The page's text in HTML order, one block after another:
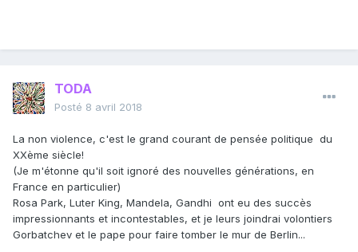
TODA
Posté 8 avril 2018
La non violence, c'est le grand courant de pensée politique du
XXème siècle!
(Je m'étonne qu'il soit ignoré des nouvelles générations, en
France en particulier)
Rosa Park, Luter King, Mandela, Gandhi ont eu des succès
impressionnants et incontestables, et je leurs joindrai volontiers
Gorbatchev et le pape pour faire tomber le mur de Berlin...